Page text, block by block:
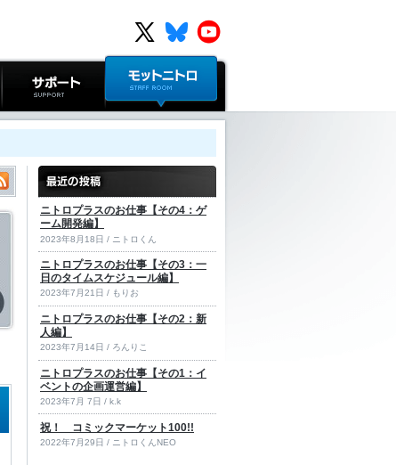
サポート モットニトロ
ニトロプラスのお仕事【その4：ゲ
ーム開発編】
2023年8月18日 / ニトロくん
ニトロプラスのお仕事【その3：一
日のタイムスケジュール編】
2023年7月21日 / もりお
ニトロプラスのお仕事【その2：新
人編】
2023年7月14日 / ろんりこ
ニトロプラスのお仕事【その1：イ
ベントの企画運営編】
2023年7月 7日 / k.k
祝！ コミックマーケット100!!
2022年7月29日 / ニトロくんNEO